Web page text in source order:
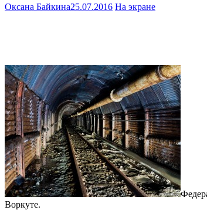
Оксана Байкина25.07.2016 На экране
Воркуте.